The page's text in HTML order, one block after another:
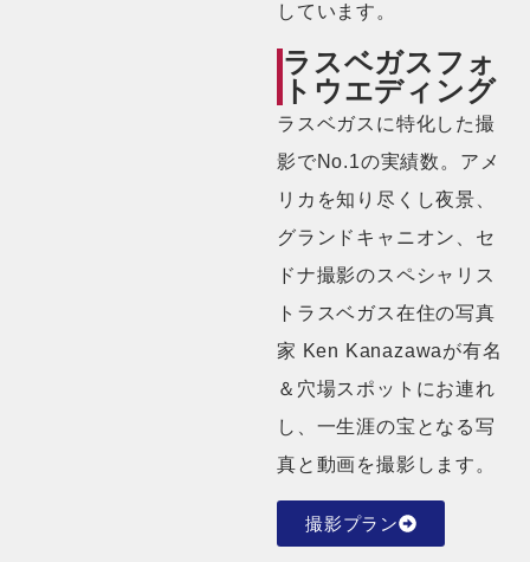
しています。
ラスベガスフォ
トウエディング
ラスベガスに特化した撮
影でNo.1の実績数。アメ
リカを知り尽くし夜景、
グランドキャニオン、セ
ドナ撮影のスペシャリス
トラスベガス在住の写真
家 Ken Kanazawaが有名
＆穴場スポットにお連れ
し、一生涯の宝となる写
真と動画を撮影します。
撮影プラン